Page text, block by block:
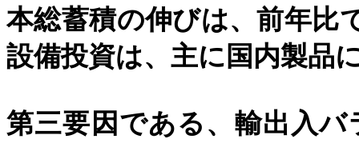
本総蓄積の伸びは、前年比
設備投資は、主に国内製品
第三要因である、輸出入